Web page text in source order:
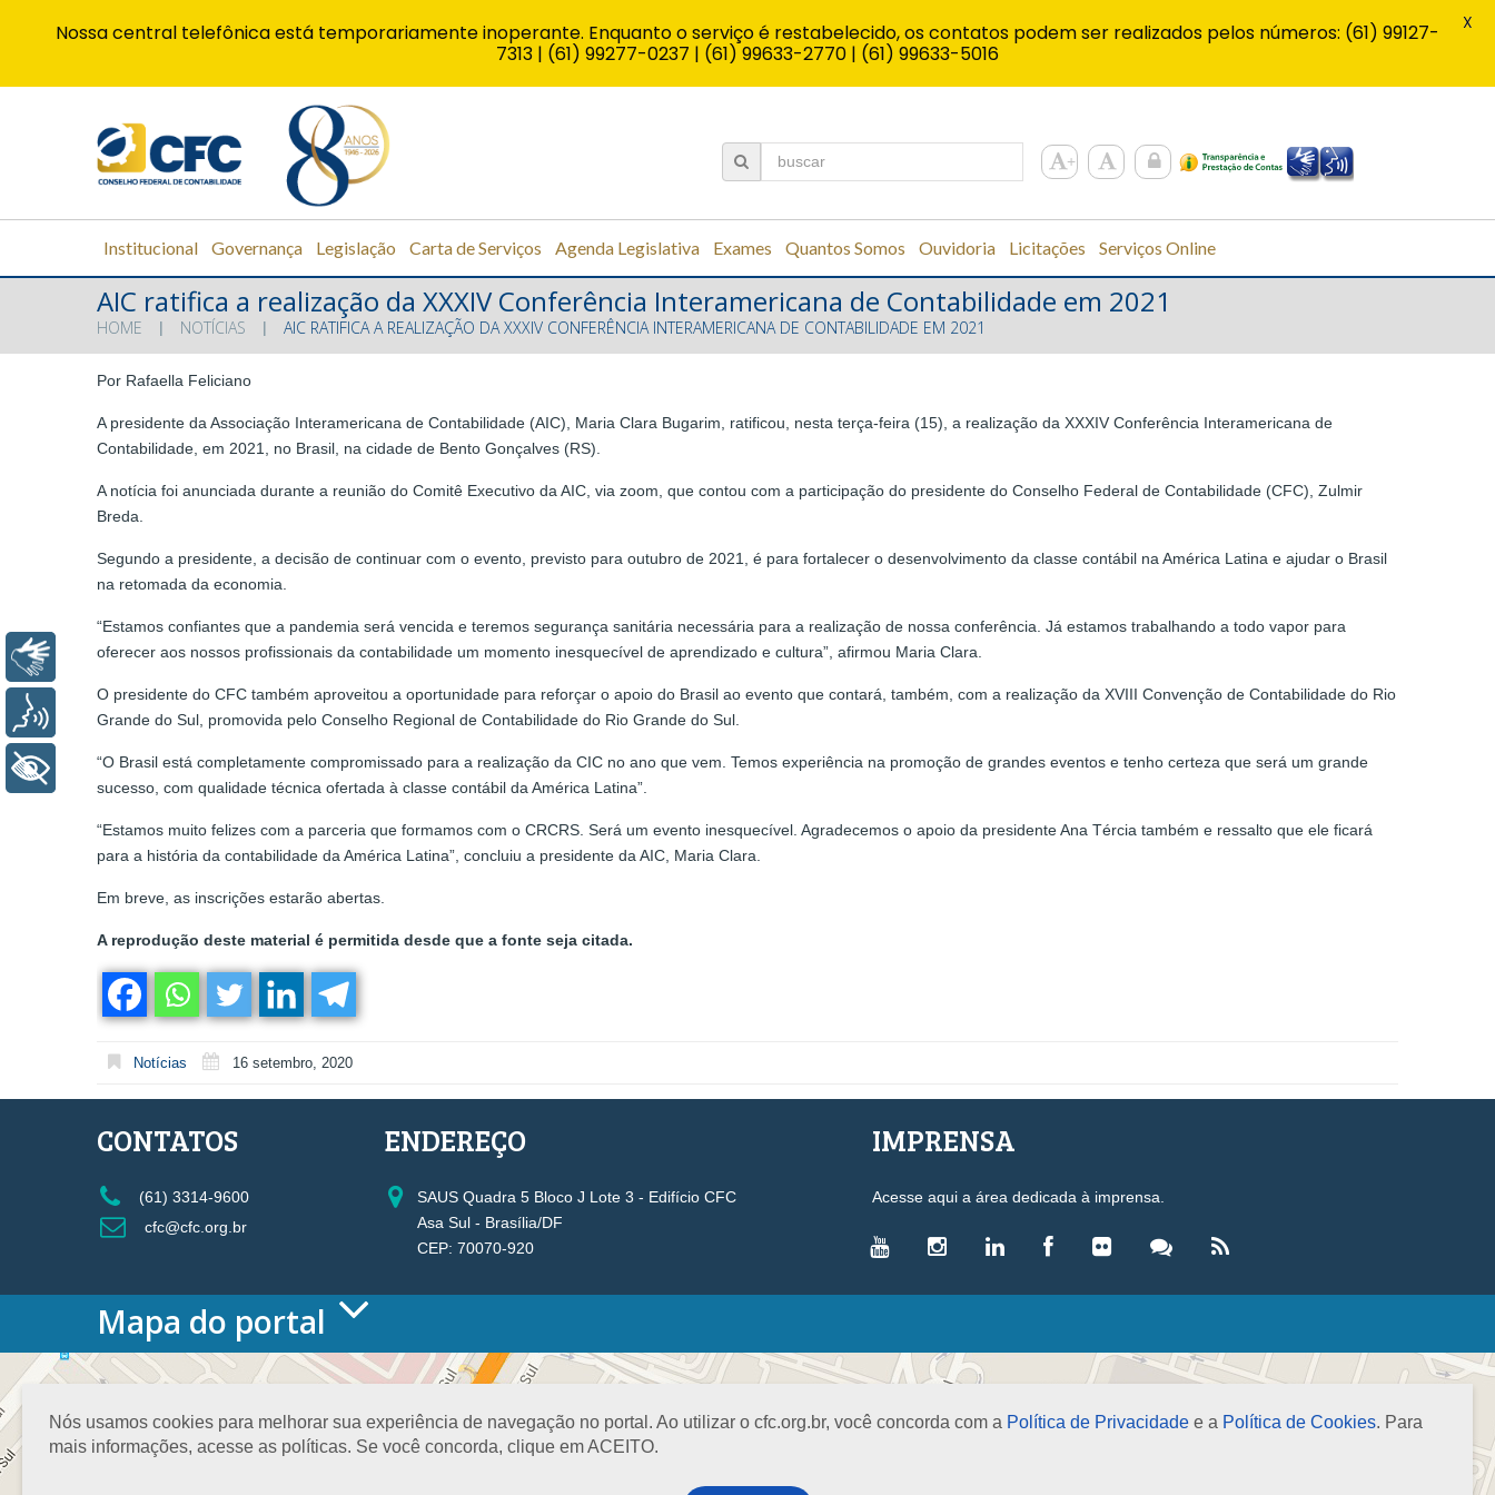
Institucional Governança Legislação Carta de Serviços Agenda Legislativa Exames Quantos Somos Ouvidoria Licitações Serviços Online
AIC ratifica a realização da XXXIV Conferência Interamericana de Contabilidade em 2021
HOME NOTÍCIAS AIC RATIFICA A REALIZAÇÃO DA XXXIV CONFERÊNCIA INTERAMERICANA DE CONTABILIDADE EM 2021
Por Rafaella Feliciano
A presidente da Associação Interamericana de Contabilidade (AIC), Maria Clara Bugarim, ratificou, nesta terça-feira (15), a realização da XXXIV Conferência Interamericana de
Contabilidade, em 2021, no Brasil, na cidade de Bento Gonçalves (RS).
A notícia foi anunciada durante a reunião do Comitê Executivo da AIC, via zoom, que contou com a participação do presidente do Conselho Federal de Contabilidade (CFC), Zulmir
Breda.
Segundo a presidente, a decisão de continuar com o evento, previsto para outubro de 2021, é para fortalecer o desenvolvimento da classe contábil na América Latina e ajudar o Brasil
na retomada da economia.
“Estamos confiantes que a pandemia será vencida e teremos segurança sanitária necessária para a realização de nossa conferência. Já estamos trabalhando a todo vapor para
oferecer aos nossos profissionais da contabilidade um momento inesquecível de aprendizado e cultura”, afirmou Maria Clara.
O presidente do CFC também aproveitou a oportunidade para reforçar o apoio do Brasil ao evento que contará, também, com a realização da XVIII Convenção de Contabilidade do Rio
Grande do Sul, promovida pelo Conselho Regional de Contabilidade do Rio Grande do Sul.
“O Brasil está completamente compromissado para a realização da CIC no ano que vem. Temos experiência na promoção de grandes eventos e tenho certeza que será um grande
sucesso, com qualidade técnica ofertada à classe contábil da América Latina”.
“Estamos muito felizes com a parceria que formamos com o CRCRS. Será um evento inesquecível. Agradecemos o apoio da presidente Ana Tércia também e ressalto que ele ficará
para a história da contabilidade da América Latina”, concluiu a presidente da AIC, Maria Clara.
Em breve, as inscrições estarão abertas.
A reprodução deste material é permitida desde que a fonte seja citada.
Notícias 16 setembro, 2020
Nós usamos cookies para melhorar sua experiência de navegação no portal. Ao utilizar o cfc.org.br, você concorda com a Política de Privacidade e a Política de Cookies. Para
mais informações, acesse as políticas. Se você concorda, clique em ACEITO.
CONTATOS
(61) 3314-9600
cfc@cfc.org.br
ENDEREÇO
SAUS Quadra 5 Bloco J Lote 3 - Edifício CFC
Asa Sul - Brasília/DF
CEP: 70070-920
IMPRENSA
Acesse aqui a área dedicada à imprensa.
Mapa do portal
HOME
O CONSELHO
Conselho Diretor
Nossa Sede
Planejamento
VICE-PRESIDÊNCIAS
Administrativa
Controle Interno
Desenvolvimento Profissional
Fiscalização, Ética e Disciplina
LEGISLAÇÃO
Leis
Decretos-Lei
Nossa central telefônica está temporariamente inoperante. Enquanto o serviço é restabelecido, os contatos podem ser realizados pelos números: (61) 99127-
7313 | (61) 99277-0237 | (61) 99633-2770 | (61) 99633-5016
X
Libras
Voz
+ Acessibilidade